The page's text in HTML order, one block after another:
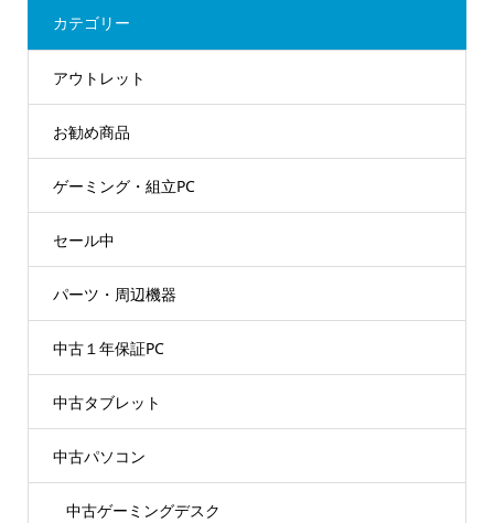
カテゴリー
アウトレット
お勧め商品
ゲーミング・組立PC
セール中
パーツ・周辺機器
中古１年保証PC
中古タブレット
中古パソコン
中古ゲーミングデスク